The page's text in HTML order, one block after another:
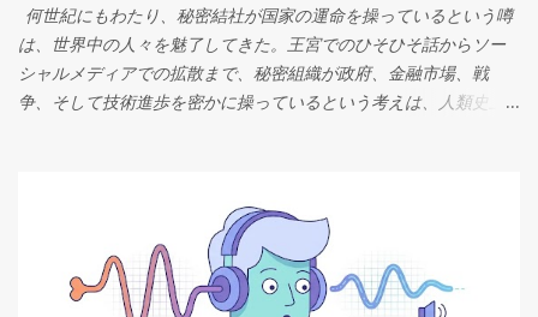
その物語は単なる埋葬地というよりもはるかに複雑だ。これらの
建造物は、政治権力、宗教的信仰、宇宙観、経済組織、そして歴
史上最も偉大な文明の一つが抱いていた並外れた野心を象徴して
いたのだ。 ピラミッドがなぜ建設されたのかを理解するには、古
の死生観を理解する必要がある。 古代エジプト人は死を終わりと
は捉えていなかった。むしろ、死は別の存在への移行であると信
じていた。死後の世界は現世の生活の延長線上にあると考えられ
ており、死者はそこで食料、財産、召使い、そして保護を必要と
何世紀にもわたり、秘密結社が国家の運命を操っているという噂
は、世界中の人々を魅了してきた。王宮でのひそひそ話からソー
シャルメディアでの拡散まで、秘密組織が政府、金融市場、戦
争、そして技術進歩を密かに操っているという考えは、人類史上
来事を操っているという確かな証拠はありません。しかし、これ
ほど多くの人々がそのような考えを信じる理由は、政治、経済、
心理学、そして現代社会における権力の集中について、はるかに
興味深い何かを明らかにしています。 本調査では、これらの神話